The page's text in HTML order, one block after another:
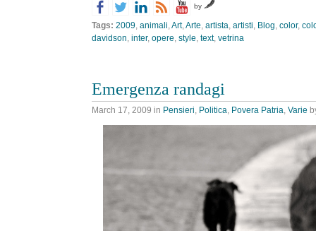
by
Tags: 2009 animali Art, Arte artista artisti Blog color,
davidson inter, opere style text, vetrina
Emergenza randagi
March 17, 2009 in Pensieri Politica Povera Patria Varie